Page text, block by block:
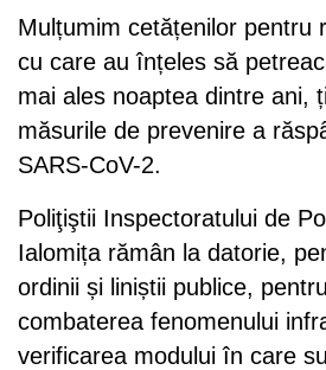
Mulțumim cetățenilor pentru
cu care au înțeles să
mai ales noaptea dintre ani,
măsurile de prevenire a
SARS-CoV-2.
Poliţiştii Inspectoratului de
Ialomița rămân la datorie,
ordinii și liniștii publice,
combaterea fenomenului
verificarea modului în care